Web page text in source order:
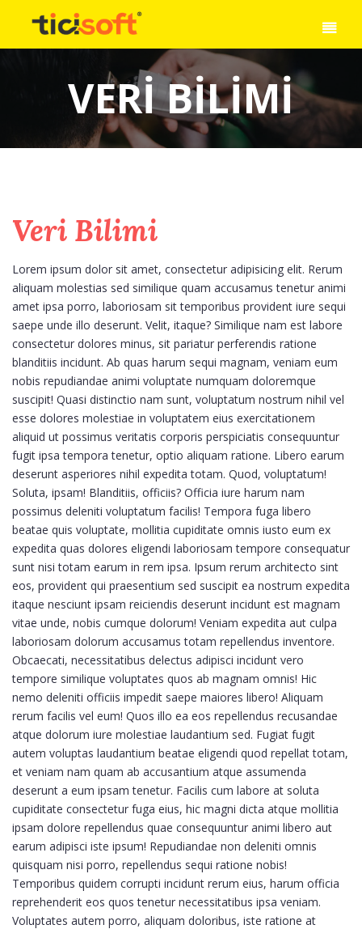
VERI BILIMI
Veri Bilimi
Lorem ipsum dolor sit amet, consectetur adipisicing elit. Rerum
aliquam molestias sed similique quam accusamus tenetur animi
amet ipsa porro, laboriosam sit temporibus provident iure sequi
saepe unde illo deserunt. Velit, itaque? Similique nam est labore
consectetur dolores minus, sit pariatur perferendis ratione
blanditiis incidunt. Ab quas harum sequi magnam, veniam eum
nobis repudiandae animi voluptate numquam doloremque
suscipit! Quasi distinctio nam sunt, voluptatum nostrum nihil vel
esse dolores molestiae in voluptatem eius exercitationem
aliquid ut possimus veritatis corporis perspiciatis consequuntur
fugit ipsa tempora tenetur, optio aliquam ratione. Libero earum
deserunt asperiores nihil expedita totam. Quod, voluptatum!
Soluta, ipsam! Blanditiis, officiis? Officia iure harum nam
possimus deleniti voluptatum facilis! Tempora fuga libero
beatae quis voluptate, mollitia cupiditate omnis iusto eum ex
expedita quas dolores eligendi laboriosam tempore consequatur
sunt nisi totam earum in rem ipsa. Ipsum rerum architecto sint
eos, provident qui praesentium sed suscipit ea nostrum expedita
itaque nesciunt ipsam reiciendis deserunt incidunt est magnam
vitae unde, nobis cumque dolorum! Veniam expedita aut culpa
laboriosam dolorum accusamus totam repellendus inventore.
Obcaecati, necessitatibus delectus adipisci incidunt vero
tempore similique voluptates quos ab magnam omnis! Hic
nemo deleniti officiis impedit saepe maiores libero! Aliquam
rerum facilis vel eum! Quos illo ea eos repellendus recusandae
atque dolorum iure molestiae laudantium sed. Fugiat fugit
autem voluptas laudantium beatae eligendi quod repellat totam,
et veniam nam quam ab accusantium atque assumenda
deserunt a eum ipsam tenetur. Facilis cum labore at soluta
cupiditate consectetur fuga eius, hic magni dicta atque mollitia
ipsam dolore repellendus quae consequuntur animi libero aut
earum adipisci iste ipsum! Repudiandae non deleniti omnis
quisquam nisi porro, repellendus sequi ratione nobis!
Temporibus quidem corrupti incidunt rerum eius, harum officia
reprehenderit eos quos tenetur necessitatibus ipsa veniam.
Voluptates autem porro, aliquam doloribus, iste ratione at